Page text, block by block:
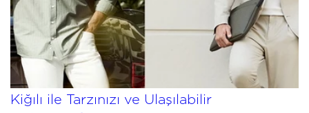
JULY 03 2026
Erkek Modasında Zamansız Çizgi:
Kiğılı ile Tarzınızı ve Ulaşılabilir